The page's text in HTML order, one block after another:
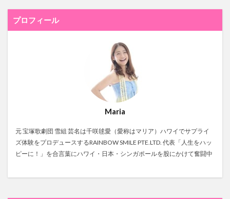
プロフィール
Maria
元 宝塚歌劇団 雪組 芸名は千咲毬愛（愛称はマリア）ハワイでサプライ
ズ体験をプロデュースするRAINBOW SMILE PTE.LTD. 代表「人生をハッ
ピーに！」を合言葉にハワイ・日本・シンガポールを股にかけて奮闘中